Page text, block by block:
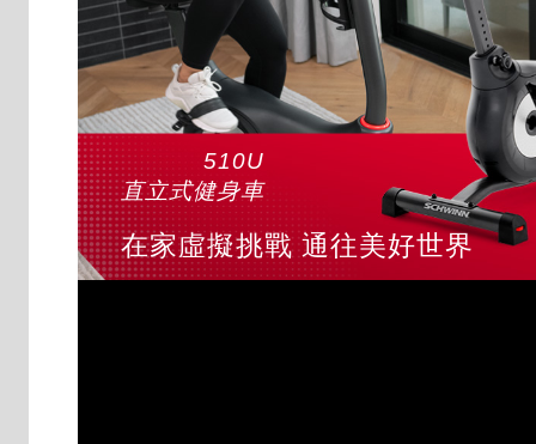
510U
直立式健身車
在家虛擬挑戰 通往美好世界